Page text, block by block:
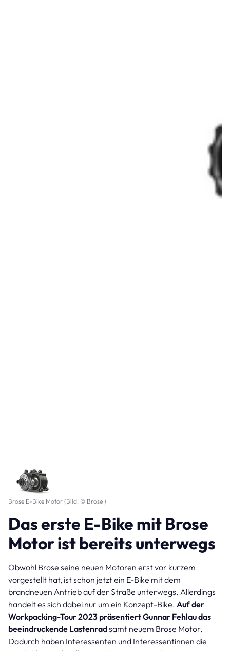
Brose E-Bike Motor (Bild: © Brose )
Das erste E-Bike mit Brose
Motor ist bereits unterwegs
Obwohl Brose seine neuen Motoren erst vor kurzem
vorgestellt hat, ist schon jetzt ein E-Bike mit dem
brandneuen Antrieb auf der Straße unterwegs. Allerdings
handelt es sich dabei nur um ein Konzept-Bike. Auf der
Workpacking-Tour 2023 präsentiert Gunnar Fehlau das
beeindruckende Lastenradsamt neuem Brose Motor.
Dadurch haben Interessenten und Interessentinnen die